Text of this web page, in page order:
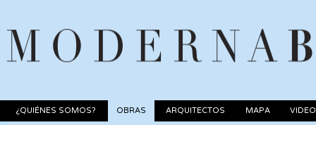
¿QUIÉNES SOMOS? OBRAS ARQUITECTOS MAPA